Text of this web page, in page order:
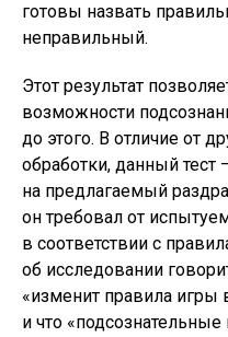
готовы назвать
неправильный.
Этот результат
возможности
до этого. В отличие от
обработки, данный тест
на предлагаемый
он требовал от
в соответствии с
об исследовании
«изменит правила игры
и что